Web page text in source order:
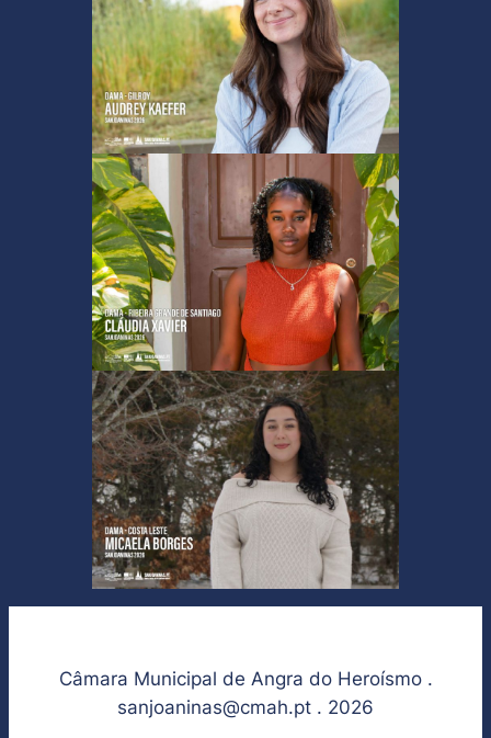
Câmara Municipal de Angra do Heroísmo .
sanjoaninas@cmah.pt . 2026